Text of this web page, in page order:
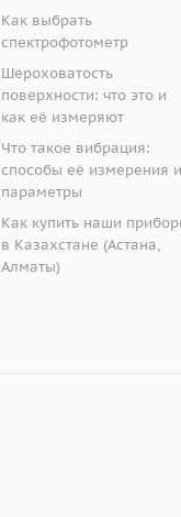
Как выбрать
спектрофотометр
Шероховатость
поверхности: что это и
как её измеряют
Что такое вибрация:
способы её измерения и
параметры
Как купить наши
в Казахстане (Астана,
Алматы)